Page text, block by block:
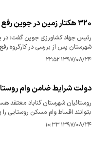
۳۲۰ هکتار زمین در جوین رفع تداخل شد
شهرستان پس از بررسی در کارگروه
رفع تداخل شد.
۱۳۹۷/۰۸/۲۴ ۲۲:۵۲
دولت شرایط ضامن وام
روستائیان شهرستان گناباد معتقد
بتوانند اقساط وام مسکن روستایی را
۱۳۹۷/۰۸/۲۴ ۱۰:۳۳